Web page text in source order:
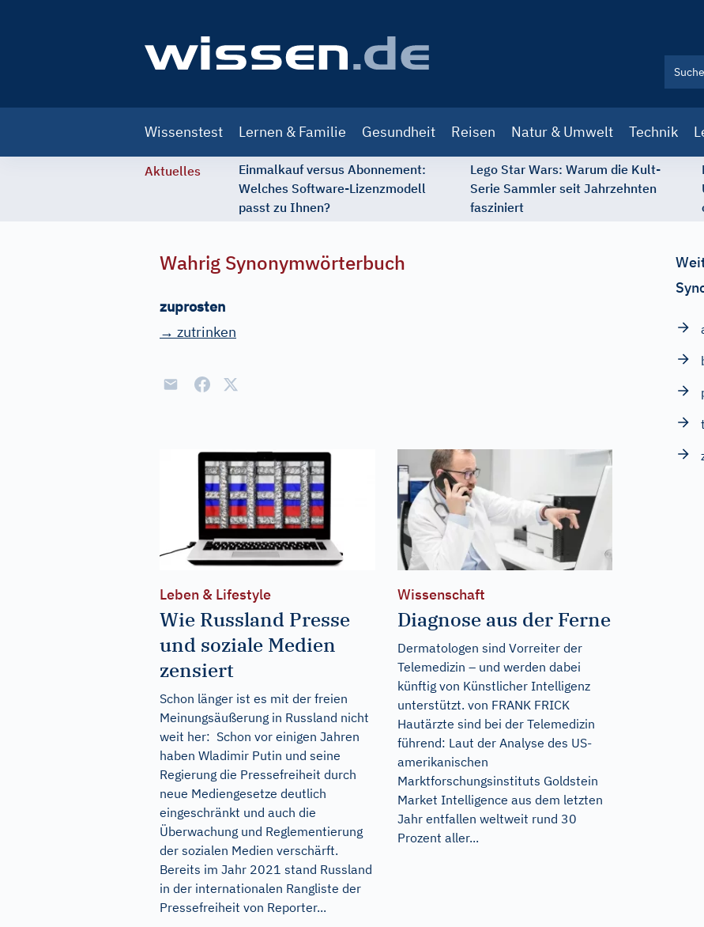
navigation
Wissenstest Lernen & Familie Gesundheit Reisen Natur & Umwelt Technik
Aktuelles
Einmalkauf versus Abonnement:
Welches Software-Lizenzmodell
passt zu Ihnen?
Lego Star Wars: Warum die Kult-
Serie Sammler seit Jahrzehnten
fasziniert
Wahrig Synonymwörterbuch
zuprosten
→ zutrinken
Leben & Lifestyle
Wie Russland Presse
und soziale Medien
zensiert
Schon länger ist es mit der freien
Meinungsäußerung in Russland nicht
weit her: Schon vor einigen Jahren
haben Wladimir Putin und seine
Regierung die Pressefreiheit durch
neue Mediengesetze deutlich
eingeschränkt und auch die
Überwachung und Reglementierung
der sozialen Medien verschärft.
Bereits im Jahr 2021 stand Russland
in der internationalen Rangliste der
Pressefreiheit von Reporter...
Wissenschaft
Diagnose aus der Ferne
Dermatologen sind Vorreiter der
Telemedizin – und werden dabei
künftig von Künstlicher Intelligenz
unterstützt. von FRANK FRICK
Hautärzte sind bei der Telemedizin
führend: Laut der Analyse des US-
amerikanischen
Marktforschungsinstituts Goldstein
Market Intelligence aus dem letzten
Jahr entfallen weltweit rund 30
Prozent aller...